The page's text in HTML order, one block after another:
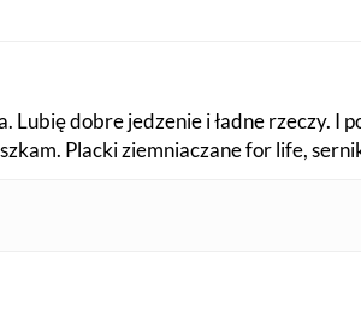
Lubię dobre jedzenie i ładne rzeczy.
Placki ziemniaczane for life,